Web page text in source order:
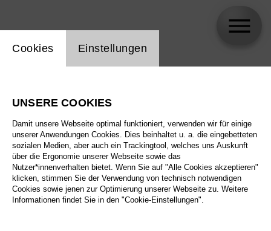
Einstellung Website Cookie
Cookies Einstellungen
UNSERE COOKIES
Damit unsere Webseite optimal funktioniert, verwenden wir für einige
unserer Anwendungen Cookies. Dies beinhaltet u. a. die eingebetteten
sozialen Medien, aber auch ein Trackingtool, welches uns Auskunft
über die Ergonomie unserer Webseite sowie das
Nutzer*innenverhalten bietet. Wenn Sie auf "Alle Cookies akzeptieren"
klicken, stimmen Sie der Verwendung von technisch notwendigen
Cookies sowie jenen zur Optimierung unserer Webseite zu. Weitere
Informationen findet Sie in den "Cookie-Einstellungen".